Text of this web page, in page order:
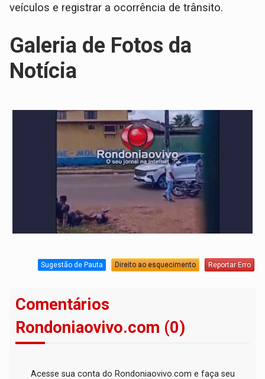
veículos e registrar a ocorrência de trânsito.
Galeria de Fotos da
Notícia
Sugestão de Pauta Direito ao esquecimento Reportar Erro
Comentários
Rondoniaovivo.com (0)
Acesse sua conta do Rondoniaovivo.com e faça seu